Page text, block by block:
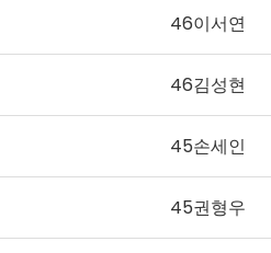
46이서연
46김성현
45손세인
45권형우